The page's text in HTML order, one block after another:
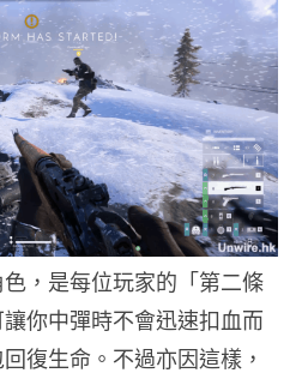
，是每位玩家的「第二條
你中彈時不會迅速扣血而
復生命。不過亦因這樣，